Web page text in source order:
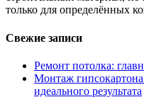
только для определённых
Свежие записи
Ремонт потолка:
Монтаж
идеального результата